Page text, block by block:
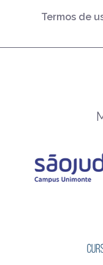
Termos de